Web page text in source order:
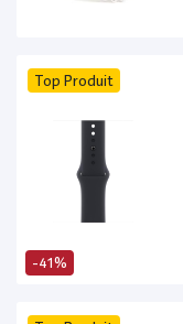
-41%
Top Produit